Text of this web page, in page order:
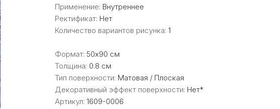
Применение: Внутреннее
Ректификат: Нет
Количество вариантов рисунка: 1
Формат: 50x90 см
Толщина: 0.8 см
Тип поверхности: Матовая / Плоская
Декоративный эффект поверхности: Нет*
Артикул: 1609-0006